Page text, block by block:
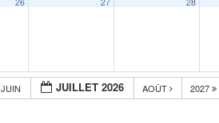
JUIN JUILLET 2026 AOÛT 2027